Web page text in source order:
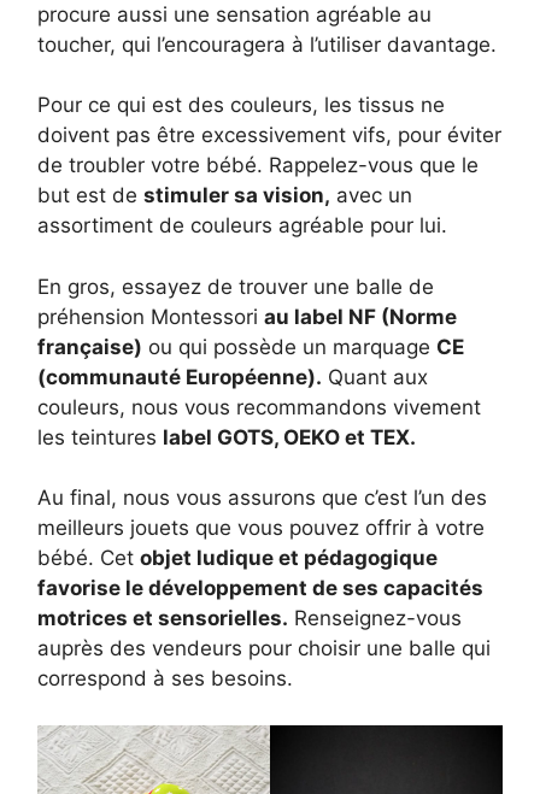
procure aussi une sensation agréable au
toucher, qui l’encouragera à l’utiliser davantage.
Pour ce qui est des couleurs, les tissus ne
doivent pas être excessivement vifs, pour éviter
de troubler votre bébé. Rappelez-vous que le
but est de stimuler sa vision, avec un
assortiment de couleurs agréable pour lui.
En gros, essayez de trouver une balle de
préhension Montessori au label NF (Norme
française) ou qui possède un marquage CE
(communauté Européenne). Quant aux
couleurs, nous vous recommandons vivement
les teintures label GOTS, OEKO et TEX.
Au final, nous vous assurons que c’est l’un des
meilleurs jouets que vous pouvez offrir à votre
bébé. Cet objet ludique et pédagogique
favorise le développement de ses capacités
motrices et sensorielles. Renseignez-vous
auprès des vendeurs pour choisir une balle qui
correspond à ses besoins.